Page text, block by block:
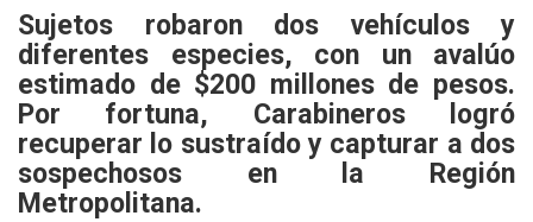
ce
b
o
o
k
tt
er
at
s
A
p
p
Sujetos robaron dos vehículos y
diferentes especies, con un avalúo
estimado de $200 millones de pesos.
Por fortuna, Carabineros logró
recuperar lo sustraído y capturar a dos
sospechosos en la Región
Metropolitana.